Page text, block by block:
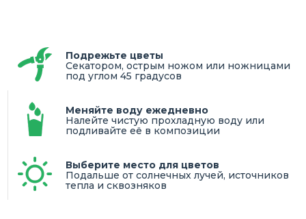
Купите милый Букет «Ромашковая полянка» дешево на
День учителя в доставке цветов ЛЮБИМЫЕ
Подрежьте цветы
Секатором, острым ножом или ножницами
под углом 45 градусов
Меняйте воду ежедневно
Налейте чистую прохладную воду или
подливайте её в композиции
Выберите место для цветов
Подальше от солнечных лучей, источников
тепла и сквозняков